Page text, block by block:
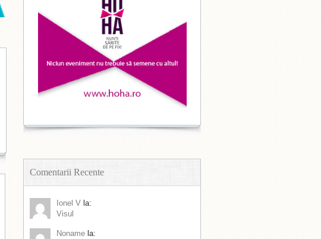
Comentarii Recente
Ionel V la:
Visul
Noname la: